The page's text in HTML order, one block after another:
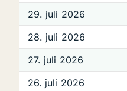
29. juli 2026
28. juli 2026
27. juli 2026
26. juli 2026